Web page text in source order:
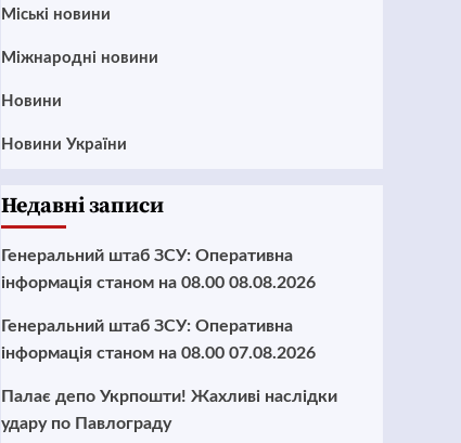
Mіські новини
Міжнародні новини
Новини
Новини України
Недавні записи
Генеральний штаб ЗСУ: Оперативна
інформація станом на 08.00 08.08.2026
Генеральний штаб ЗСУ: Оперативна
інформація станом на 08.00 07.08.2026
Палає депо Укрпошти! Жахливі наслідки
удару по Павлограду